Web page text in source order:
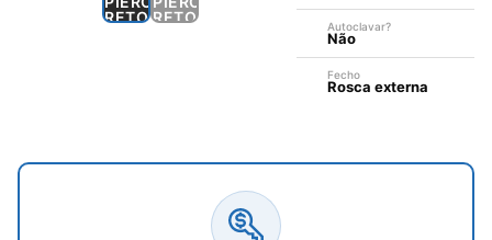
Autoclavar?
Não
Fecho
Rosca externa
—